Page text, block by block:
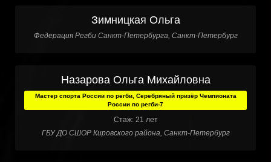
Зимницкая Ольга
Федерация Регби Санкт-Петербурга, Санкт-Петербург
Назарова Ольга Михайловна
Мастер спорта России по регби, Серебряный призёр Чемпионата
России по регби-7
Стаж: 21 лет
ГБУ ДО СШОР Кировского района, Санкт-Петербург